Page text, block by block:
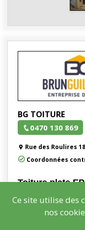
BG TOITURE
0470 130 869
Rue des Roulires
Coordonnées
Toiture plate
- Construction et
Ce site utilise des
nos